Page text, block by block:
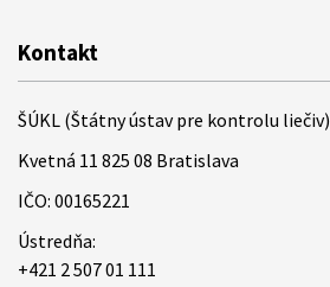
Kontakt
ŠÚKL (Štátny ústav pre kontrolu liečiv)
Kvetná 11 825 08 Bratislava
IČO: 00165221
Ústredňa:
+421 2 507 01 111